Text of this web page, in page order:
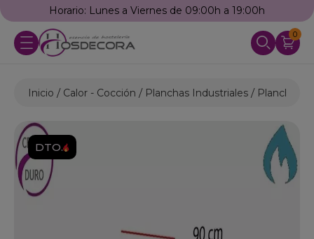
Horario: Lunes a Viernes de 09:00h a 19:00h
0
Inicio Calor - Cocción Planchas Industriales Planchas
DTO.